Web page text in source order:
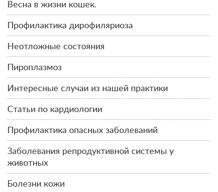
Весна в жизни кошек.
Профилактика дирофиляриоза
Неотложные состояния
Пироплазмоз
Интересные случаи из нашей практики
Статьи по кардиологии
Профилактика опасных заболеваний
Заболевания репродуктивной системы у
животных
Болезни кожи